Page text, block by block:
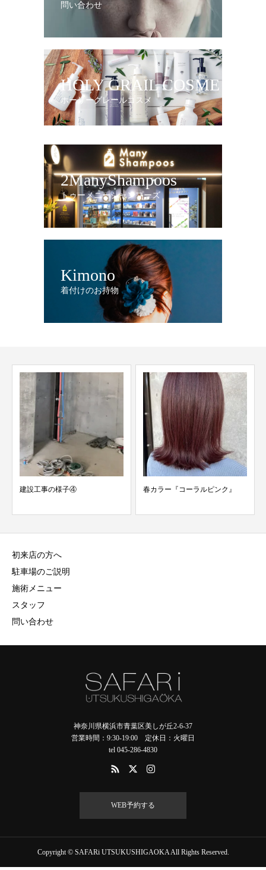
問い合わせ
HOLY GRAIL COSME
ホーリーグレールコスメ
2ManyShampoos
トゥーメニーシャンプーズ
Kimono
着付けのお持物
建設工事の様子④ 春カラー『コーラルピンク』
初来店の方へ
駐車場のご説明
施術メニュー
スタッフ
問い合わせ
神奈川県横浜市青葉区美しが丘2-6-37
営業時間：9:30-19:00 定休日：火曜日
tel 045-286-4830
WEB予約する
Copyright © SAFARi UTSUKUSHIGAOKA All Rights Reserved.